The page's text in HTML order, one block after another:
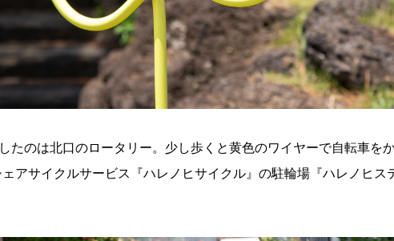
たのは北口のロータリー。少し歩くと黄色のワイヤーで自転車を
アサイクルサービス『ハレノヒサイクル』の駐輪場『ハレノヒス